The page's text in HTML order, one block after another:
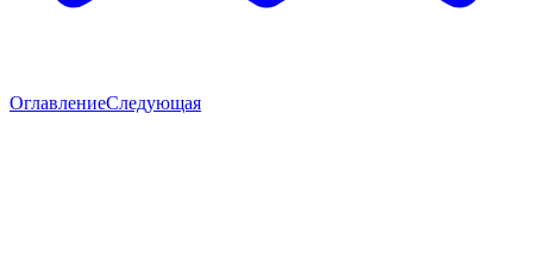
ОглавлениеСледующая